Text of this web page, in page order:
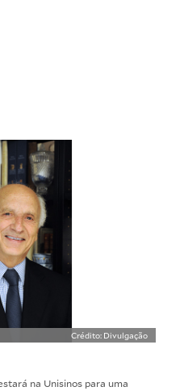
Crédito: Divulgação
na Unisinos para uma